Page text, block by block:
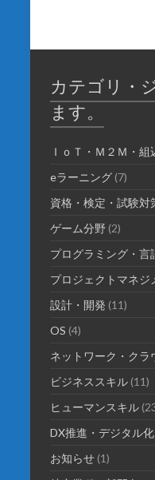
カテゴリ・
ます。
ＩｏＴ・Ｍ２Ｍ・組
eラーニング (7)
資格・検定・試験対
ゲーム分野 (2)
プログラミング・言
プロジェクトマネジ
設計・開発 (11)
OS (4)
ネットワーク・クラ
ビジネススキル (11)
ヒューマンスキル
DX推進・デジタル化
お知らせ (1)